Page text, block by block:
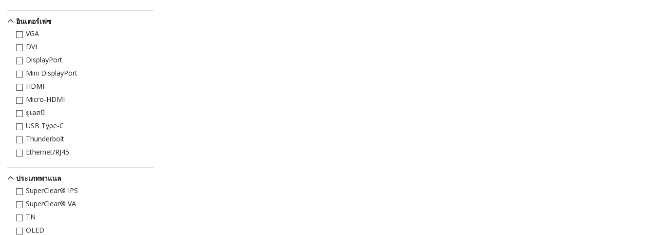
อินเตอร์เฟซ
VGA
DVI
DisplayPort
Mini DisplayPort
HDMI
Micro-HDMI
ยูเอสบี
USB Type-C
Thunderbolt
Ethernet/RJ45
ประเภทพาแนล
SuperClear® IPS
SuperClear® VA
TN
OLED